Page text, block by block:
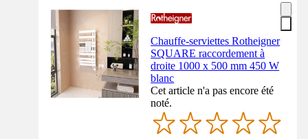
Chauffe-serviettes Rotheigner
SQUARE raccordement à
droite 1000 x 500 mm 450 W
blanc
Cet article n'a pas encore été
noté.